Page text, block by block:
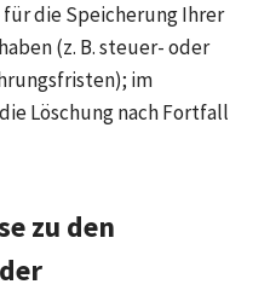
die Speicherung Ihrer
(z. B. steuer- oder
im
Löschung nach Fortfall
zu den